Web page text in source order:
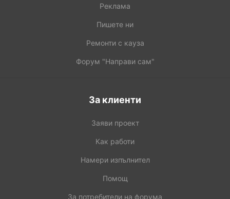
Реклама
Пишете ни
Ремонти с кауза
Форум "Направи сам"
За клиенти
Заяви проект
Как работи
Намери изпълнител
Помощ
За потребители на форума